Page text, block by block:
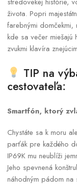
života. Popri
farebnými
kde sa večer miešajú
zvukmi klavíra
TIP na
cestovateľa:
Smartfón, ktorý
Chystáte sa k moru
parťák pre každého
IP69K mu neublíži
Jeho spevnená
náhodným pádom na